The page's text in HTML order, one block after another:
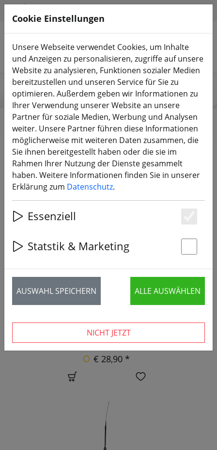
Produkte suchen
TrueRC
Start Marken TrueRC
Alle Produkte von TrueRC
TrueRC Matchstick Carbon Edition 5.8GHz FPV
Antenne RP-SMA LHCP
€ 28,90 *
Cookie Einstellungen
Unsere Webseite verwendet Cookies, um Inhalte
und Anzeigen zu personalisieren, zugriffe auf unsere
Website zu analysieren, Funktionen sozialer Medien
bereitzustellen und unseren Service für Sie zu
optimieren. Außerdem geben wir Informationen zu
Ihrer Verwendung unserer Website an unsere
Partner für soziale Medien, Werbung und Analysen
weiter. Unsere Partner führen diese Informationen
möglicherweise mit weiteren Daten zusammen, die
Sie ihnen bereitgestellt haben oder die sie im
Rahmen Ihrer Nutzung der Dienste gesammelt
haben. Weitere Informationen finden Sie in unserer
Erklärung zum Datenschutz.
Essenziell
Statstik & Marketing
AUSWAHL SPEICHERN ALLE AUSWÄHLEN
NICHT JETZT